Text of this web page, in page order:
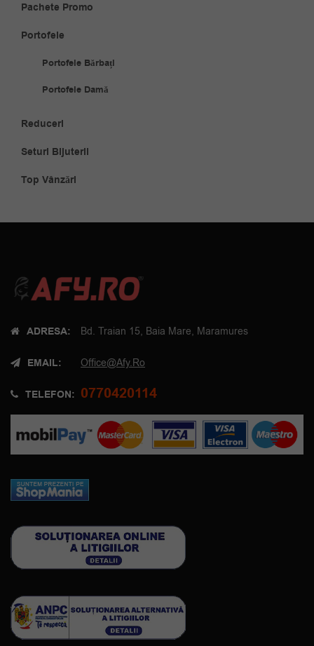
Pachete Promo
Portofele
Portofele Bărbați
Portofele Damă
Reduceri
Seturi Bijuterii
Top Vânzări
ADRESA: Bd. Traian 15, Baia Mare, Maramures
EMAIL: Office@afy.ro
TELEFON: 0770420114